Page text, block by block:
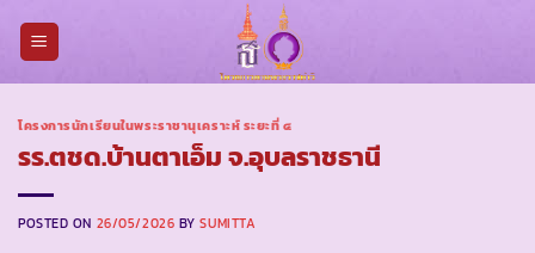
โครงการนักเรียนในพระราชานุเคราะห์ ระยะที่ ๔
รร.ตชด.บ้านตาเอ็ม จ.อุบลราชธานี
POSTED ON 26/05/2026 BYSUMITTA